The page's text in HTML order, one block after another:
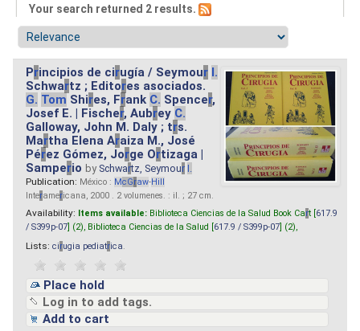
Your search returned 2 results.
Principios de cirugía / Seymour I.
Schwartz ; Editores asociados.
G. Tom Shires, Frank C. Spencer,
Josef E. | Fischer, Aubrey C.
Galloway, John M. Daly ; trs.
Martha Elena Araiza M., José
Pérez Gómez, Jorge Ortizaga |
Samperio by Schwartz, Seymour I.
Publication: México : McGraw-Hill
Interamericana, 2000 . 2 volumenes. : il. ; 27 cm.
Availability: Items available: Biblioteca Ciencias de la Salud Book Cart [ 617.9
/ S399p-07 ] (2), Biblioteca Ciencias de la Salud [ 617.9 / S399p-07 ] (2),
Lists: cirugia pediatrica
Place hold
Log in to add tags.
Add to cart